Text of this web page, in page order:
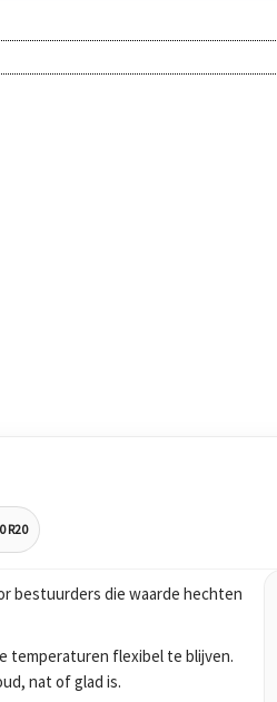
R20
bestuurders die waarde hechten
temperaturen flexibel te blijven.
nat of glad is.